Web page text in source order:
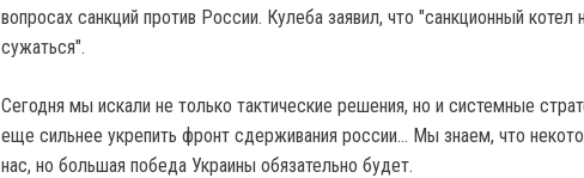
вопросах санкций против России. Кулеба заявил, что "санкционный
сужаться".
Сегодня мы искали не только тактические решения, но и системные
еще сильнее укрепить фронт сдерживания россии… Мы знаем, что
нас, но большая победа Украины обязательно будет.